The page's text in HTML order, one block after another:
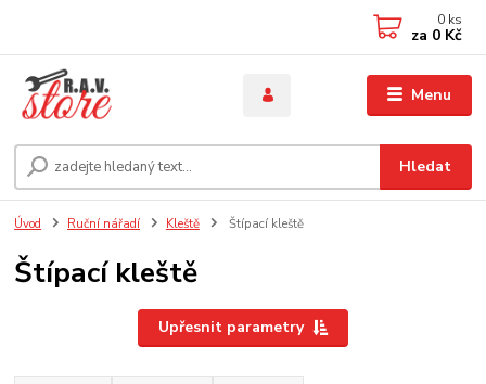
Menu
Hledat
0 ks
za 0 Kč
Úvod Ruční nářadí Kleště Štípací kleště
Štípací kleště
Upřesnit parametry